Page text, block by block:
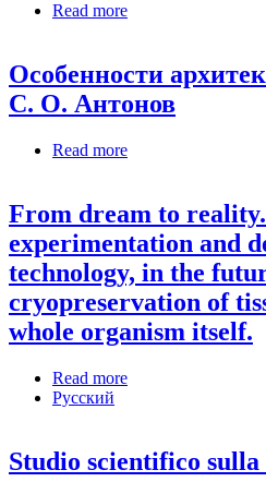
Read more
Особенности
С. О. Антонов
Read more
From dream to
experimentation and
technology, in the
cryopreservation of
whole organism itself.
Read more
Русский
Studio scientifico